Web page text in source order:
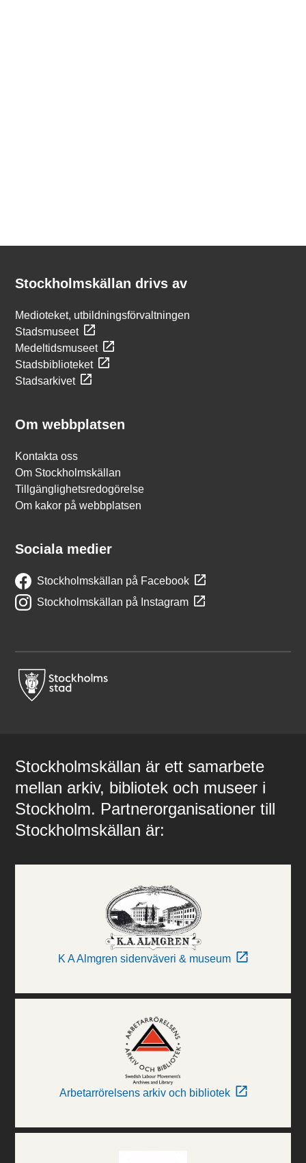
Stockholmskällan drivs av
Medioteket, utbildningsförvaltningen
Stadsmuseet
Medeltidsmuseet
Stadsbiblioteket
Stadsarkivet
Om webbplatsen
Kontakta oss
Om Stockholmskällan
Tillgänglighetsredogörelse
Om kakor på webbplatsen
Sociala medier
Stockholmskällan på Facebook
Stockholmskällan på Instagram
Stockholmskällan är ett samarbete
mellan arkiv, bibliotek och museer i
Stockholm. Partnerorganisationer till
Stockholmskällan är:
K A Almgren sidenväveri & museum
Arbetarrörelsens arkiv och bibliotek